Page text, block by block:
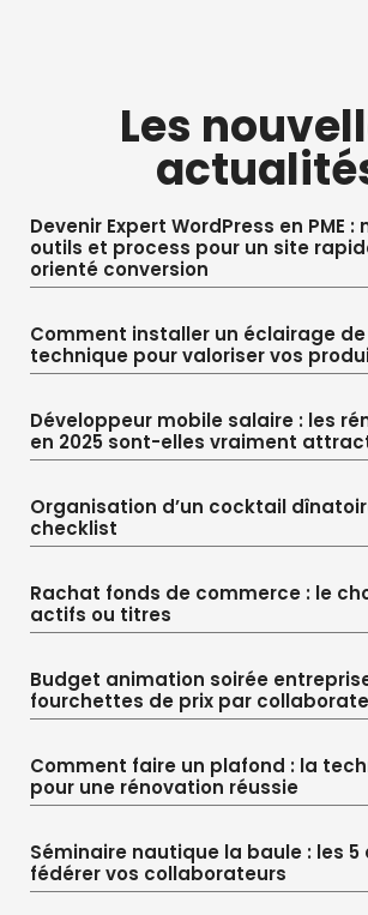
Les
Devenir Expert WordPress en PME
outils et process pour un site
orienté conversion
Comment installer un éclairage
technique pour valoriser vos
Développeur mobile salaire : les
en 2025 sont-elles vraiment
Organisation d’un cocktail
checklist
Rachat fonds de commerce : le
actifs ou titres
Budget animation soirée
fourchettes de prix par
Comment faire un plafond : la
pour une rénovation réussie
Séminaire nautique la baule : les
fédérer vos collaborateurs